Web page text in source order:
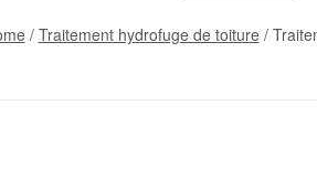
/ Traitement hydrofuge de toiture/